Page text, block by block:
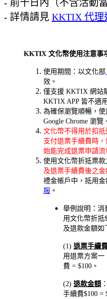
- 前十日內（不含活動
- 詳情請見 KKTIX 代理
KKTIX 文化幣使用注意事
使用期間：以文化部
效。
僅支援 KKTIX 網站
KKTIX APP 皆不適
為確保瀏覽順暢，
Google Chrome 瀏覽
文化幣不得用於扣
支付退票手續費時
始能完成退票申請流
使用文化幣折抵票款
及退票手續費後之金
禮金帳戶中，抵用
服 。
舉例說明：消
用文化幣折抵
及退款金額如
(1) 退票手續
用退票方案一
費 = $100。
(2) 退款金額
手續費$100 =